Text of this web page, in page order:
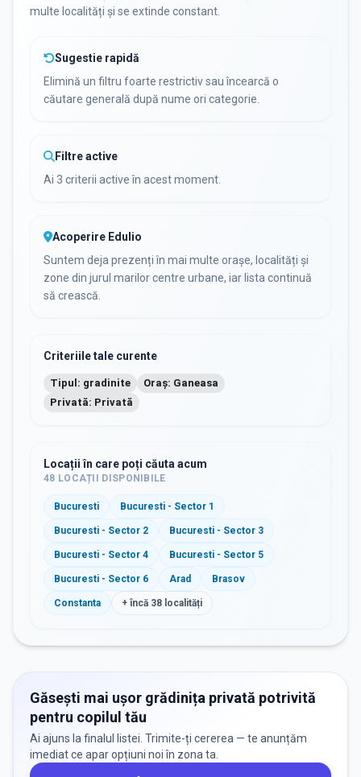
multe localități și se extinde constant.
Sugestie rapidă
Elimină un filtru foarte restrictiv sau încearcă o
căutare generală după nume ori categorie.
Filtre active
Ai 3 criterii active în acest moment.
Acoperire Edulio
Suntem deja prezenți în mai multe orașe, localități și
zone din jurul marilor centre urbane, iar lista continuă
să crească.
Criteriile tale curente
Tipul: gradinite
Oraș: Ganeasa
Privată: Privată
Locații în care poți căuta acum
48 LOCAȚII DISPONIBILE
Bucuresti Bucuresti - Sector 1
Bucuresti - Sector 2 Bucuresti - Sector 3
Bucuresti - Sector 4 Bucuresti - Sector 5
Bucuresti - Sector 6 Arad Brasov
Constanta + încă 38 localități
Găsești mai ușor grădinița privată potrivită
pentru copilul tău
Ai ajuns la finalul listei. Trimite-ți cererea — te anunțăm
imediat ce apar opțiuni noi în zona ta.